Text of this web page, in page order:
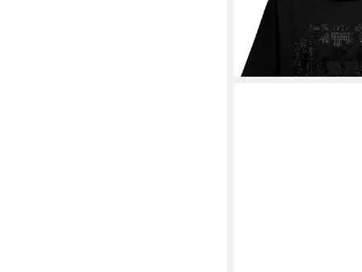
Schmuckschrift
ab 89,00 €